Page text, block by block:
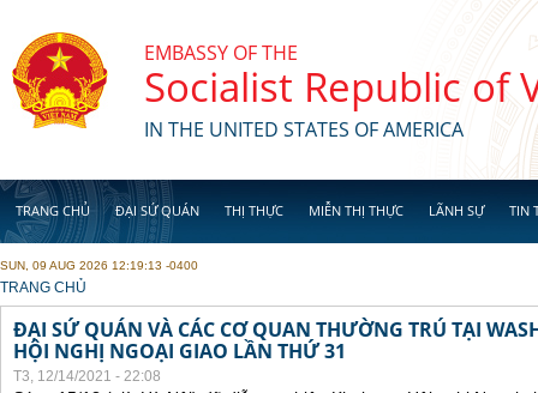
EMBASSY OF THE
Socialist Republic of
IN THE UNITED STATES OF AMERICA
TRANG CHỦ ĐẠI SỨ QUÁN THỊ THỰC MIỄN THỊ THỰC LÃNH SỰ TIN
SUN, 09 AUG 2026 12:19:13 -0400
YOU ARE HERE
TRANG CHỦ
ĐẠI SỨ QUÁN VÀ CÁC CƠ QUAN THƯỜNG TRÚ TẠI
HỘI NGHỊ NGOẠI GIAO LẦN THỨ 31
T3, 12/14/2021 - 22:08